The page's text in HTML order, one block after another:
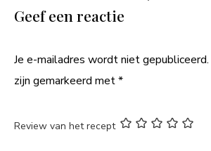
Geef een reactie
Je e-mailadres wordt niet gepubliceerd.
zijn gemarkeerd met*
Review van het recept